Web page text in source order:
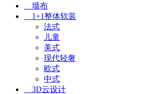
墙布
1+1整体软装
法式
儿童
美式
现代轻奢
欧式
中式
3D云设计